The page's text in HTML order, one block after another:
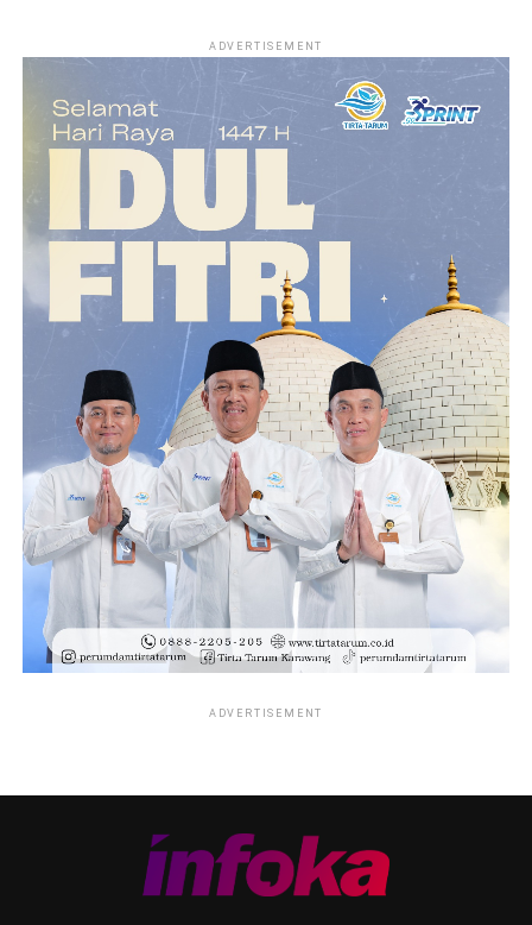
ADVERTISEMENT
ADVERTISEMENT